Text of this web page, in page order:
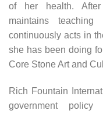
of her health.
maintains
continuously acts in
she has been doing
Core Stone Art and
Rich Fountain
government